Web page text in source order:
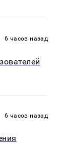
6 часов назад
6 часов назад